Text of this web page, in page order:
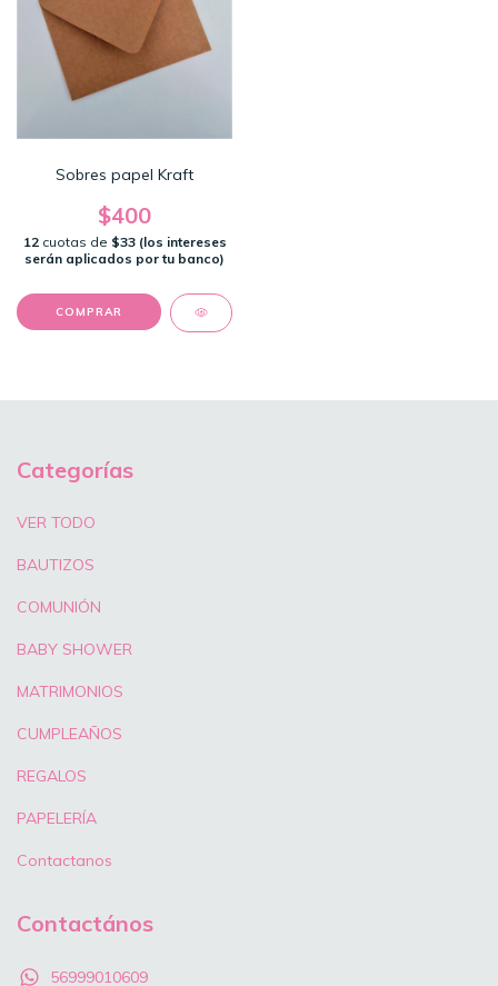
Sobres papel Kraft
$400
12 cuotas de $33 (los intereses
serán aplicados por tu banco)
Categorías
VER TODO
BAUTIZOS
COMUNIÓN
BABY SHOWER
MATRIMONIOS
CUMPLEAÑOS
REGALOS
PAPELERÍA
Contactanos
Contactános
56999010609